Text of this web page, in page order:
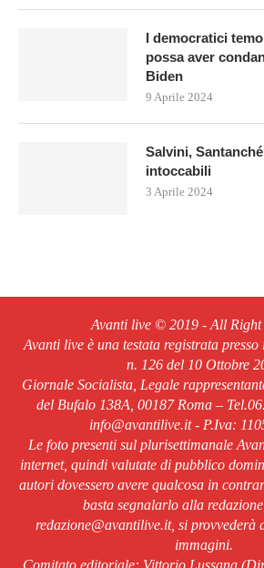
I democratici
possa aver
Biden
9 Aprile 2024
Salvini,
intoccabili
3 Aprile 2024
Avanti live © 2019 - All Right
Avanti live è una testata registrata
n. 126 del 10 Ottobre
Giornale Socialista, Legale
del Bufalo 138A, 00187 Roma –
info@avantilive.it - P.Iva:
Le foto presenti sul plurisettimanale
internet, quindi valutate di pubblico
autori dovessero avere qualcosa in
basta segnalarlo alla
redazione@avantilive.it, si provvederà
immagini.